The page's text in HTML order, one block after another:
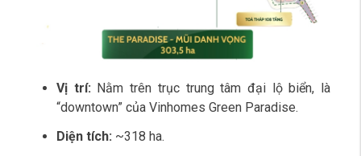
Vị trí: Nằm trên trục trung tâm đại lộ biển, là
“downtown” của Vinhomes Green Paradise.
Diện tích: ~318 ha.